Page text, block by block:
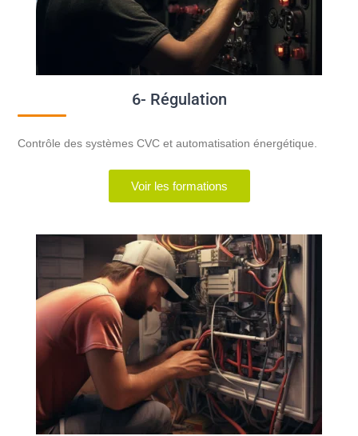
6- Régulation
Contrôle des systèmes CVC et automatisation énergétique.
Voir les formations